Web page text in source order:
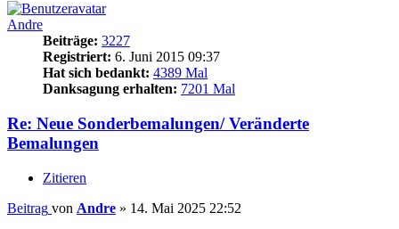
Andre
Beiträge: 3227
Registriert: 6. Juni 2015 09:37
Hat sich bedankt: 4389 Mal
Danksagung erhalten: 7201 Mal
Re: Neue Sonderbemalungen/ Veränderte
Bemalungen
Zitieren
Beitrag von Andre » 14. Mai 2025 22:52